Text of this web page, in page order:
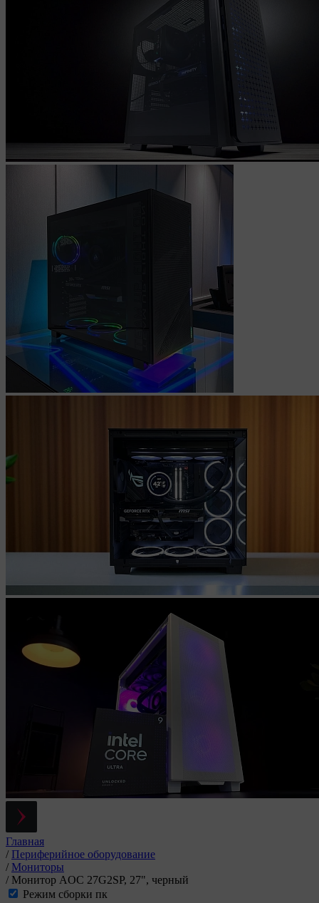
Главная
/ Периферийное оборудование
/ Мониторы
/ Монитор AOC 27G2SP, 27", черный
Режим сборки пк